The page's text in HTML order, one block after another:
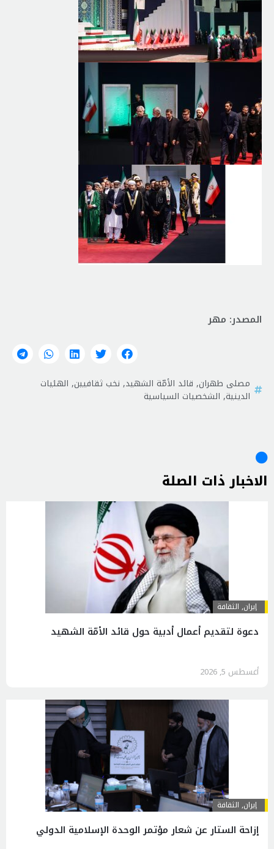
المصدر: مهر
مصلى طهران, قائد الأمّة الشهيد, نخب ثقافيين, الهئيات
الدينية, الشخصيات السياسية
الاخبار ذات الصلة
إيران, الثقافة
دعوة لتقديم أعمال أدبية حول قائد الأمّة الشهيد
أغسطس 5, 2026
إيران, الثقافة
إزاحة الستار عن شعار مؤتمر الوحدة الإسلامية الدولي